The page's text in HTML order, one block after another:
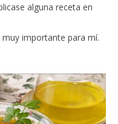
alguna receta en
importante para mí.